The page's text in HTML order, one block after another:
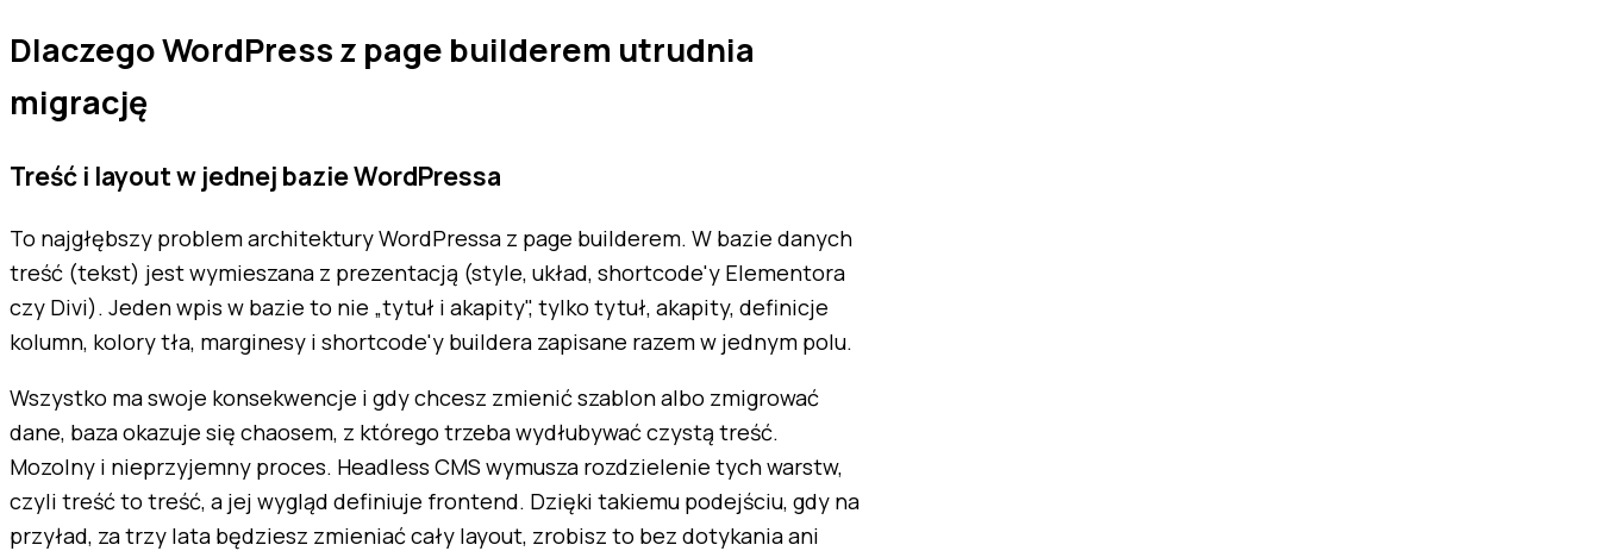
Dlaczego WordPress z page builderem utrudnia
migrację
Treść i layout w jednej bazie WordPressa
To najgłębszy problem architektury WordPressa z page builderem. W bazie danych
treść (tekst) jest wymieszana z prezentacją (style, układ, shortcode'y Elementora
czy Divi). Jeden wpis w bazie to nie „tytuł i akapity", tylko tytuł, akapity, definicje
kolumn, kolory tła, marginesy i shortcode'y buildera zapisane razem w jednym polu.
Wszystko ma swoje konsekwencje i gdy chcesz zmienić szablon albo zmigrować
dane, baza okazuje się chaosem, z którego trzeba wydłubywać czystą treść.
Mozolny i nieprzyjemny proces. Headless CMS wymusza rozdzielenie tych warstw,
czyli treść to treść, a jej wygląd definiuje frontend. Dzięki takiemu podejściu, gdy na
przyład, za trzy lata będziesz zmieniać cały layout, zrobisz to bez dotykania ani